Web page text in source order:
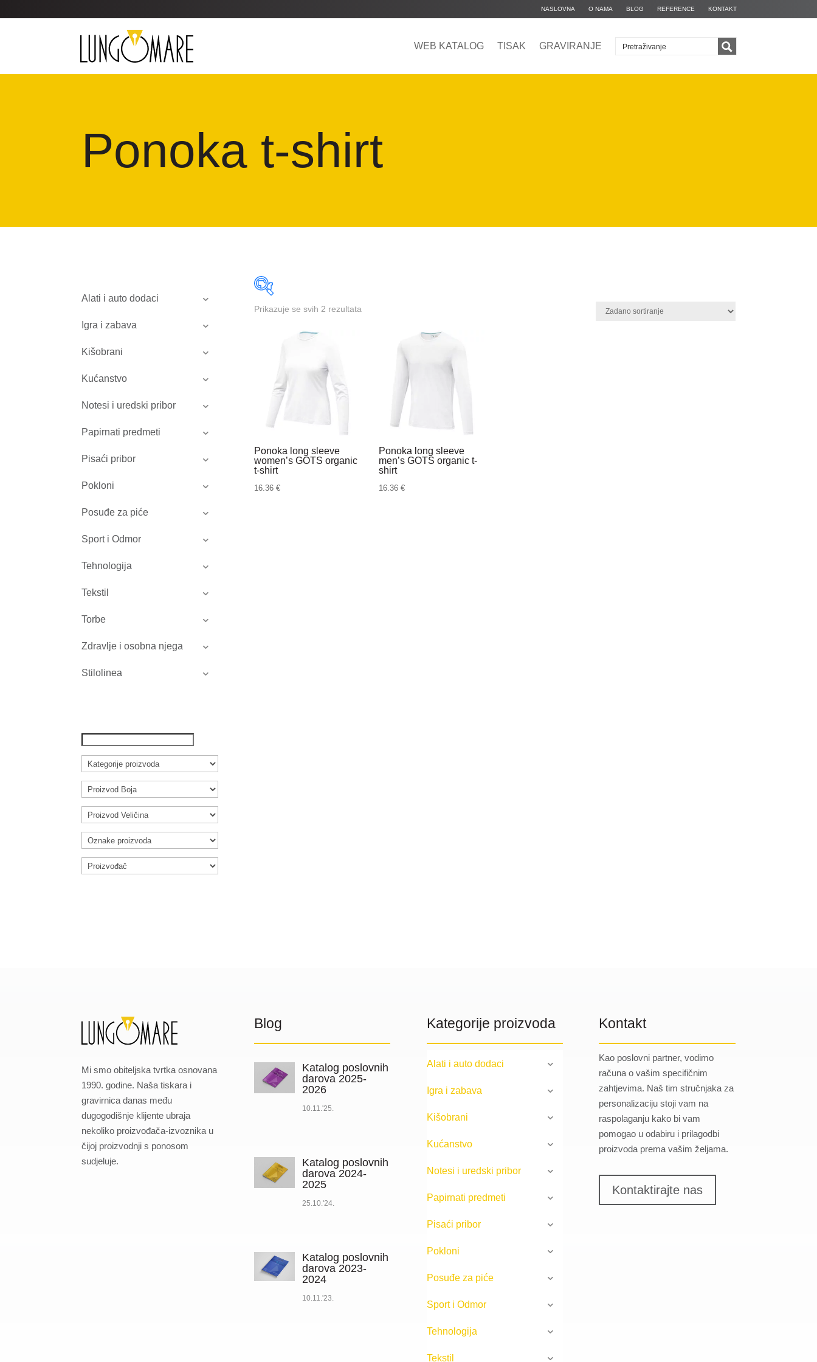
NASLOVNA O NAMA BLOG REFERENCE KONTAKT
WEB KATALOG TISAK GRAVIRANJE
Ponoka t-shirt
Alati i auto dodaci
Igra i zabava
Kišobrani
Kućanstvo
Notesi i uredski pribor
Papirnati predmeti
Pisaći pribor
Pokloni
Posuđe za piće
Sport i Odmor
Tehnologija
Tekstil
Torbe
Zdravlje i osobna njega
Stilolinea
Prikazuje se svih 2 rezultata
Ponoka long sleeve
women’s GOTS organic
t-shirt
16.36 €
Ponoka long sleeve
men’s GOTS organic t-
shirt
16.36 €
Mi smo obiteljska tvrtka osnovana
1990. godine. Naša tiskara i
gravirnica danas među
dugogodišnje klijente ubraja
nekoliko proizvođača-izvoznika u
čijoj proizvodnji s ponosom
sudjeluje.
Blog
Katalog poslovnih
darova 2025-
2026
10.11.'25.
Katalog poslovnih
darova 2024-
2025
25.10.'24.
Katalog poslovnih
darova 2023-
2024
10.11.'23.
Kategorije proizvoda
Alati i auto dodaci
Igra i zabava
Kišobrani
Kućanstvo
Notesi i uredski pribor
Papirnati predmeti
Pisaći pribor
Pokloni
Posuđe za piće
Sport i Odmor
Tehnologija
Tekstil
Kontakt
Kao poslovni partner, vodimo
računa o vašim specifičnim
zahtjevima. Naš tim stručnjaka za
personalizaciju stoji vam na
raspolaganju kako bi vam
pomogao u odabiru i prilagodbi
proizvoda prema vašim željama.
Kontaktirajte nas